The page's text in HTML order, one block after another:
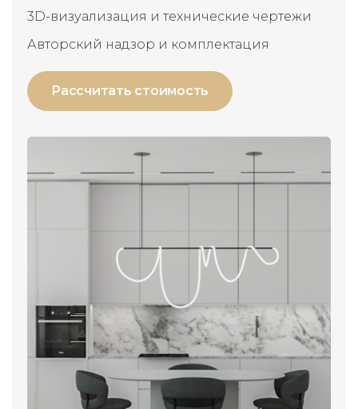
3D-визуализация и технические чертежи
Авторский надзор и комплектация
Рассчитать стоимость